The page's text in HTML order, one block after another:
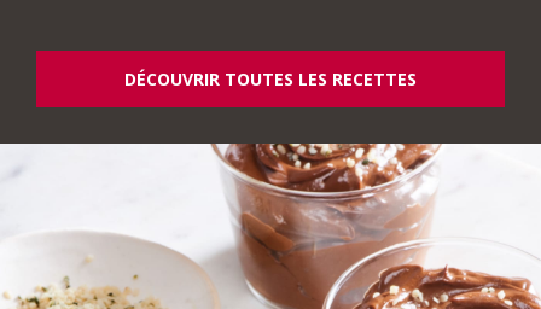
DÉCOUVRIR TOUTES LES RECETTES